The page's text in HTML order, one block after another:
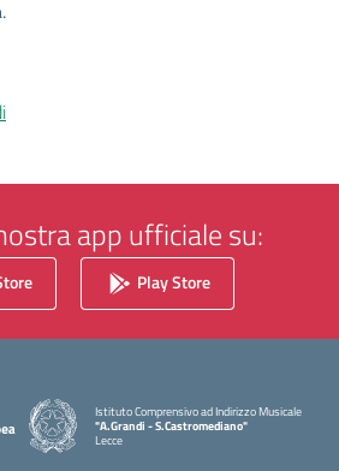
app ufficiale su:
Play Store
Istituto Comprensivo ad Indirizzo Musicale
"A.Grandi - S.Castromediano"
Lecce